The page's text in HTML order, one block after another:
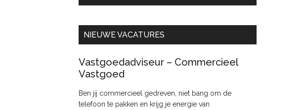
NIEUWE VACATURES
Vastgoedadviseur – Commercieel
Vastgoed
Ben jij commercieel gedreven, niet bang om de
telefoon te pakken en krijg je energie van